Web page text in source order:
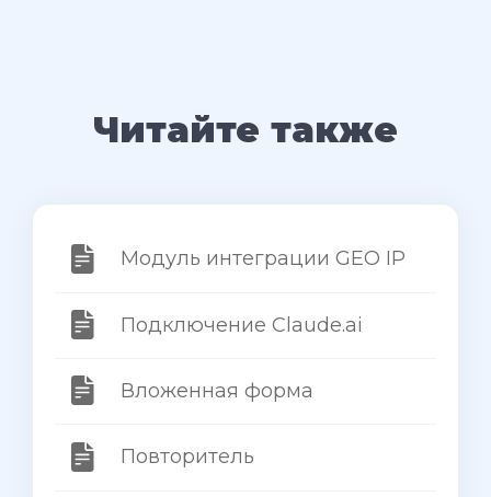
Читайте также
Модуль интеграции GEO IP
Подключение Claude.ai
Вложенная форма
Повторитель